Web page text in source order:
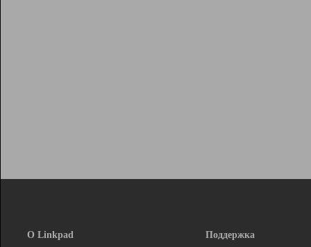
О Linkpad
Поддержка